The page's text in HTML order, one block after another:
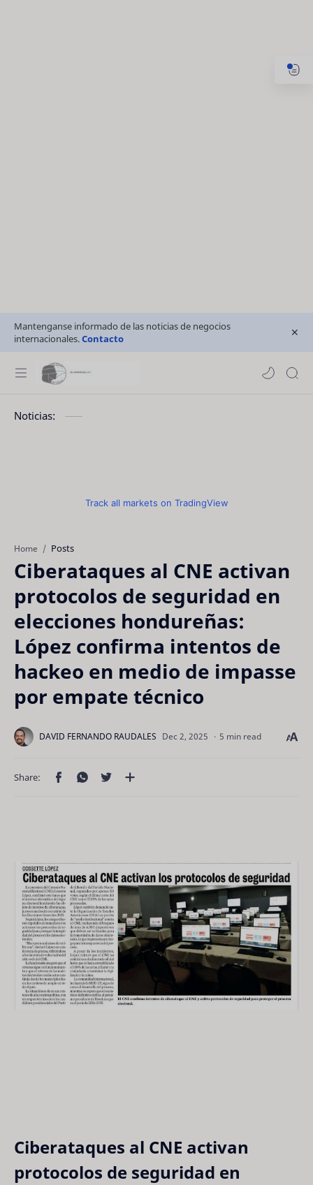
Mantenganse informado de las noticias de negocios
internacionales.Contacto
Noticias:
Track all markets on TradingView
Home Posts
Ciberataques al CNE activan
protocolos de seguridad en
elecciones hondureñas:
López confirma intentos de
hackeo en medio de impasse
por empate técnico
5 min read
Ciberataques al CNE activan
protocolos de seguridad en